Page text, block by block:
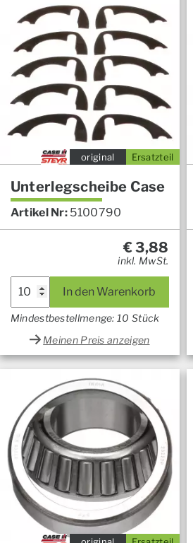
Ersatzteil
original
Unterlegscheibe Case
Artikel Nr: 5100790
€3,88
inkl. MwSt.
In den Warenkorb
Mindestbestellmenge: 10 Stück
Meinen Preis anzeigen